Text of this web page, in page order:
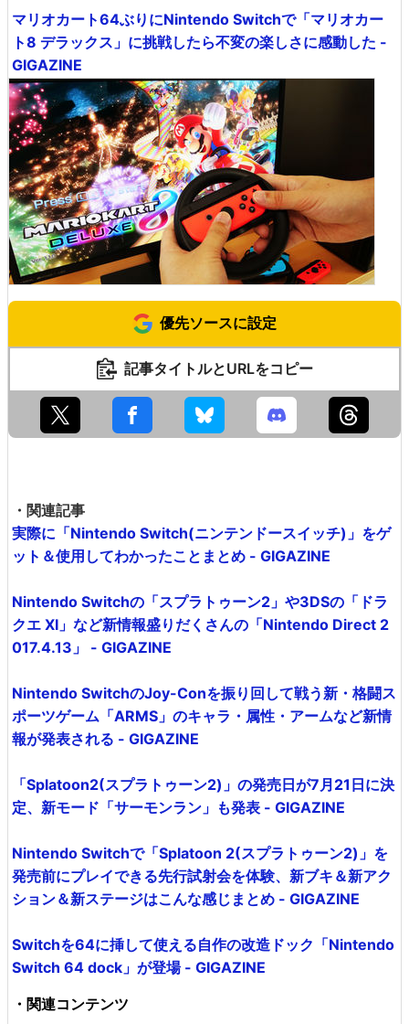
マリオカート64ぶりにNintendo Switchで「マリオカー
ト8 デラックス」に挑戦したら不変の楽しさに感動した -
GIGAZINE
優先ソースに設定
記事タイトルとURLをコピー
・関連記事
実際に「Nintendo Switch(ニンテンドースイッチ)」をゲ
ット＆使用してわかったことまとめ - GIGAZINE
Nintendo Switchの「スプラトゥーン2」や3DSの「ドラ
クエ XI」など新情報盛りだくさんの「Nintendo Direct 2
017.4.13」 - GIGAZINE
Nintendo SwitchのJoy-Conを振り回して戦う新・格闘ス
ポーツゲーム「ARMS」のキャラ・属性・アームなど新情
報が発表される - GIGAZINE
「Splatoon2(スプラトゥーン2)」の発売日が7月21日に決
定、新モード「サーモンラン」も発表 - GIGAZINE
Nintendo Switchで「Splatoon 2(スプラトゥーン2)」を
発売前にプレイできる先行試射会を体験、新ブキ＆新アク
ション＆新ステージはこんな感じまとめ - GIGAZINE
Switchを64に挿して使える自作の改造ドック「Nintendo
Switch 64 dock」が登場 - GIGAZINE
・関連コンテンツ